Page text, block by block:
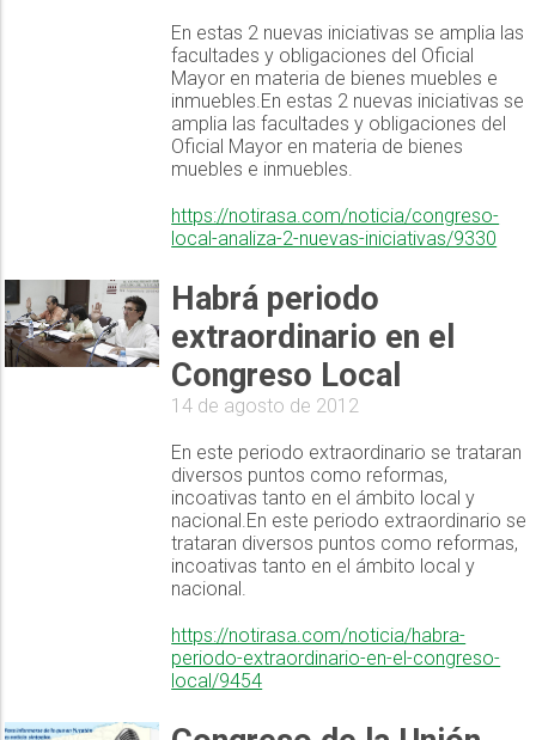
En estas 2 nuevas iniciativas se amplia las
facultades y obligaciones del Oficial
Mayor en materia de bienes muebles e
inmuebles.En estas 2 nuevas iniciativas se
amplia las facultades y obligaciones del
Oficial Mayor en materia de bienes
muebles e inmuebles.
https://notirasa.com/noticia/congreso-
local-analiza-2-nuevas-iniciativas/9330
Habrá periodo
extraordinario en el
Congreso Local
14 de agosto de 2012
En este periodo extraordinario se trataran
diversos puntos como reformas,
incoativas tanto en el ámbito local y
nacional.En este periodo extraordinario se
trataran diversos puntos como reformas,
incoativas tanto en el ámbito local y
nacional.
https://notirasa.com/noticia/habra-
periodo-extraordinario-en-el-congreso-
local/9454